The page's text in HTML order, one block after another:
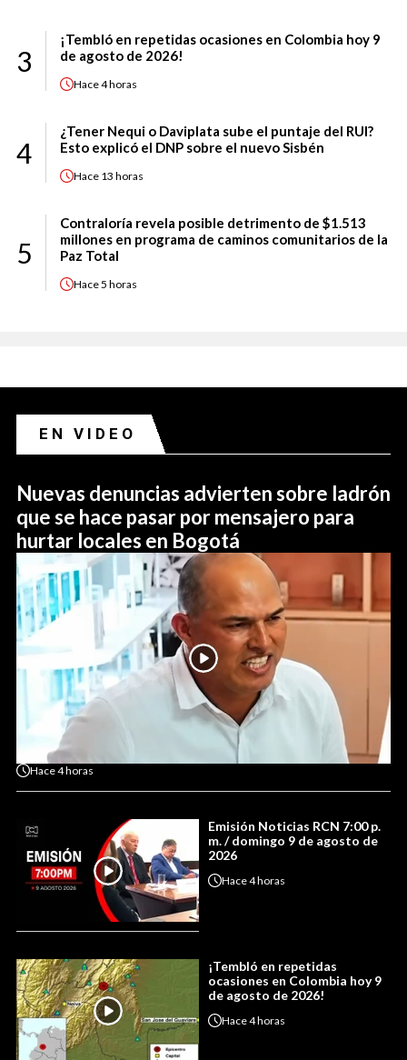
3
¡Tembló en repetidas ocasiones en Colombia hoy 9
de agosto de 2026!
Hace4 horas
4
¿Tener Nequi o Daviplata sube el puntaje del RUI?
Esto explicó el DNP sobre el nuevo Sisbén
Hace 13 horas
5
Contraloría revela posible detrimento de $1.513
millones en programa de caminos comunitarios de la
Paz Total
Hace5 horas
EN VIDEO
Nuevas denuncias advierten sobre ladrón
que se hace pasar por mensajero para
hurtar locales en Bogotá
Hace4 horas
Emisión Noticias RCN 7:00 p.
m. / domingo 9 de agosto de
2026
Hace4 horas
¡Tembló en repetidas
ocasiones en Colombia hoy 9
de agosto de 2026!
Hace4 horas